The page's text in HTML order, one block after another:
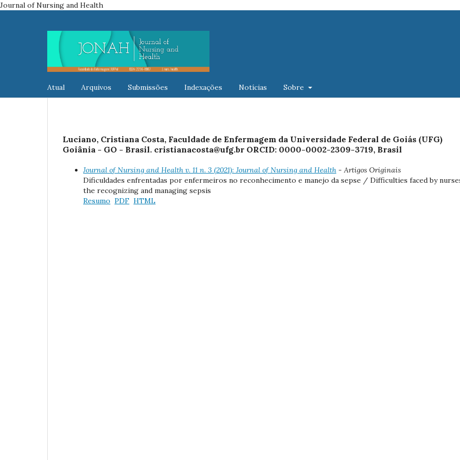
Journal of Nursing and Health
Atual Arquivos Submissões Indexações Notícias Sobre
Luciano, Cristiana Costa, Faculdade de Enfermagem da Universidade Federal de Goiás (UFG)
Goiânia - GO - Brasil. cristianacosta@ufg.br ORCID: 0000-0002-2309-3719, Brasil
Journal of Nursing and Health v. 11 n. 3 (2021): Journal of Nursing and Health - Artigos Originais
Dificuldades enfrentadas por enfermeiros no reconhecimento e manejo da sepse / Difficulties faced by
the recognizing and managing sepsis
Resumo PDF HTML